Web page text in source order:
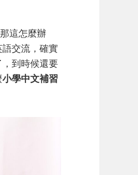
這怎麼辦
交流，確實
到時候還要
小學中文補習